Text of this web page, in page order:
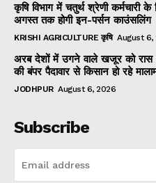
कृषि विभाग में चतुर्थ श्रेणी कर्मचारी
अगस्त तक होगी इन-पर्सन काउंसलिंग
KRISHI AGRICULTURE कृषि August 6,
अरब देशों में उगने वाले खजूर को रास
की बंपर पैदावार से किसान हो रहे
JODHPUR August 6, 2026
Subscribe